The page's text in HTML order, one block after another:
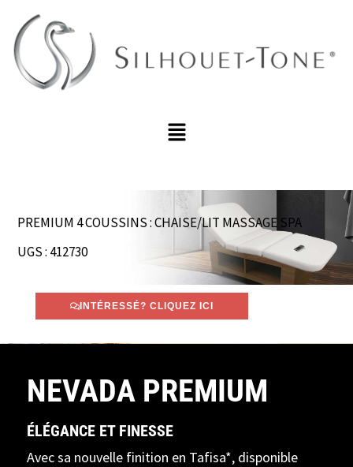
contenu
Menu
PREMIUM 4 COUSSINS : CHAISE/LIT MASSAGE SPA
UGS : 412730
INTÉRESSÉ? CLIQUEZ ICI
NEVADA PREMIUM
ÉLÉGANCE ET FINESSE
Avec sa nouvelle finition en Tafisa*, disponible